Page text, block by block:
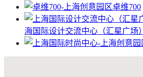
卓维700
海国际设计交流中心（汇星广场）